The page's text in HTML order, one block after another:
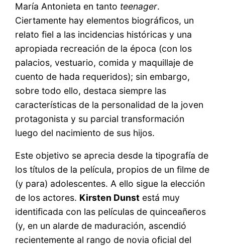
María Antonieta en tanto teenager.
Ciertamente hay elementos biográficos, un
relato fiel a las incidencias históricas y una
apropiada recreación de la época (con los
palacios, vestuario, comida y maquillaje de
cuento de hada requeridos); sin embargo,
sobre todo ello, destaca siempre las
características de la personalidad de la joven
protagonista y su parcial transformación
luego del nacimiento de sus hijos.
Este objetivo se aprecia desde la tipografía de
los títulos de la película, propios de un filme de
(y para) adolescentes. A ello sigue la elección
de los actores. Kirsten Dunst está muy
identificada con las películas de quinceañeros
(y, en un alarde de maduración, ascendió
recientemente al rango de novia oficial del